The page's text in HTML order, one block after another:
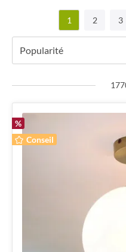
1 2 3
%
Conseil